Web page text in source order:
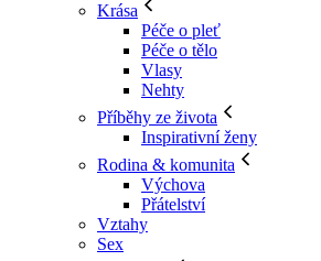
Krása
Péče o pleť
Péče o tělo
Vlasy
Nehty
Příběhy ze života
Inspirativní ženy
Rodina & komunita
Výchova
Přátelství
Vztahy
Sex